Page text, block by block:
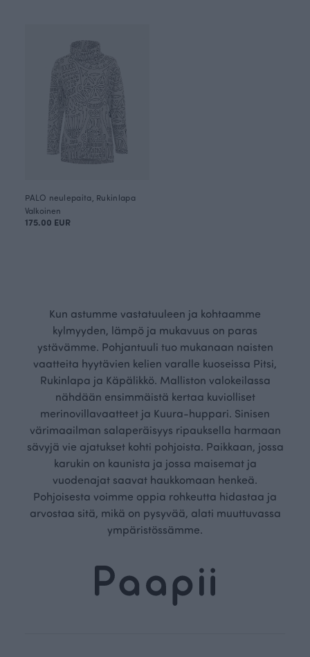
PALO neulepaita, Rukinlapa
Valkoinen
175.00 EUR
Kun astumme vastatuuleen ja kohtaamme
kylmyyden, lämpö ja mukavuus on paras
ystävämme. Pohjantuuli tuo mukanaan naisten
vaatteita hyytävien kelien varalle kuoseissa Pitsi,
Rukinlapa ja Käpälikkö. Malliston valokeilassa
nähdään ensimmäistä kertaa kuviolliset
merinovillavaatteet ja Kuura-huppari. Sinisen
värimaailman salaperäisyys ripauksella harmaan
sävyjä vie ajatukset kohti pohjoista. Paikkaan, jossa
karukin on kaunista ja jossa maisemat ja
vuodenajat saavat haukkomaan henkeä.
Pohjoisesta voimme oppia rohkeutta hidastaa ja
arvostaa sitä, mikä on pysyvää, alati muuttuvassa
ympäristössämme.